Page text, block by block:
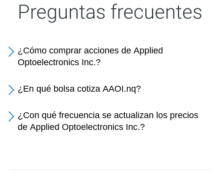
Preguntas frecuentes
¿Cómo comprar acciones de Applied
Optoelectronics Inc.?
¿En qué bolsa cotiza AAOI.nq?
¿Con qué frecuencia se actualizan los precios
de Applied Optoelectronics Inc.?